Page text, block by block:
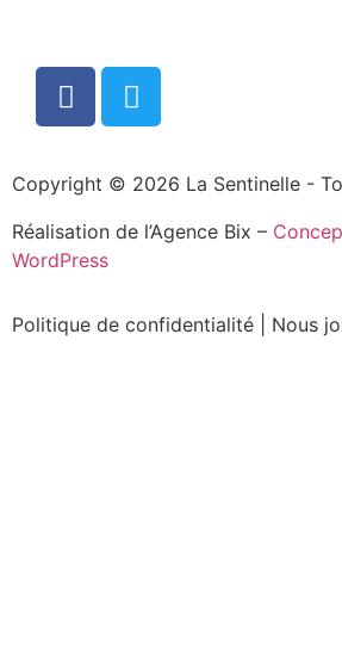
Copyright © 2026 La Sentinelle -
Réalisation de l’Agence Bix –
WordPress
Politique de confidentialité Nous